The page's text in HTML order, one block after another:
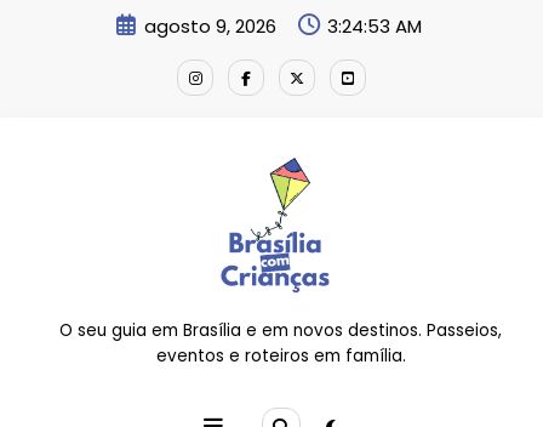
agosto 9, 2026 3:24:54 AM
O seu guia em Brasília e em novos destinos. Passeios,
eventos e roteiros em família.